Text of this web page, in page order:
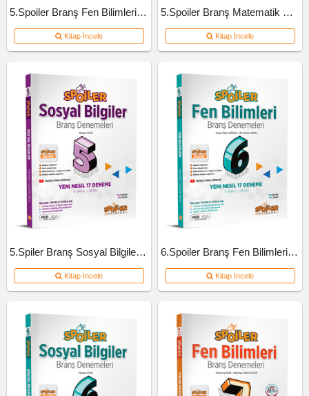
5.Spoiler Branş Fen Bilimleri Deneme
Kitap İncele
5.Spoiler Branş Matematik Deneme
Kitap İncele
5.Spiler Branş Sosyal Bilgiler Deneme
Kitap İncele
6.Spoiler Branş Fen Bilimleri Deneme
Kitap İncele